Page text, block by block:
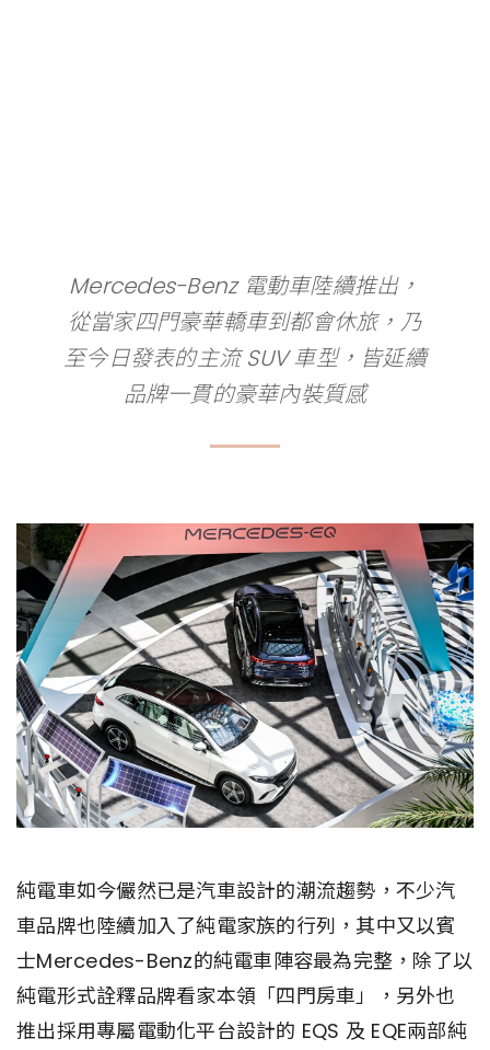
Mercedes-Benz 電動車陸續推出，
從當家四門豪華轎車到都會休旅，乃
至今日發表的主流 SUV 車型，皆延續
品牌一貫的豪華內裝質感
純電車如今儼然已是汽車設計的潮流趨勢，不少汽
車品牌也陸續加入了純電家族的行列，其中又以賓
士Mercedes-Benz的純電車陣容最為完整，除了以
純電形式詮釋品牌看家本領「四門房車」，另外也
推出採用專屬電動化平台設計的 EQS 及 EQE兩部純